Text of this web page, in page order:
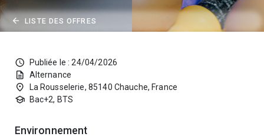
arrow_back LISTE DES OFFRES
schedule Publiée le : 24/04/2026
description Alternance
place La Rousselerie, 85140 Chauche, France
school Bac+2, BTS
Environnement